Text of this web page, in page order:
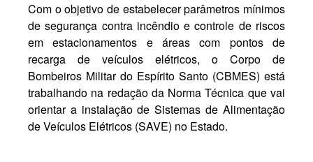
Com o objetivo de estabelecer parâmetros mínimos
de segurança contra incêndio e controle de riscos
em estacionamentos e áreas com pontos de
recarga de veículos elétricos, o Corpo de
Bombeiros Militar do Espírito Santo (CBMES) está
trabalhando na redação da Norma Técnica que vai
orientar a instalação de Sistemas de Alimentação
de Veículos Elétricos (SAVE) no Estado.